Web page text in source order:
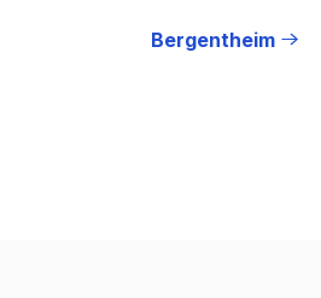
Bergentheim